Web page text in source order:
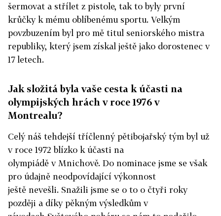
šermovat a střílet z pistole, tak to byly první
krůčky k mému oblíbenému sportu. Velkým
povzbuzením byl pro mě titul seniorského mistra
republiky, který jsem získal ještě jako dorostenec v
17 letech.
Jak složitá byla vaše cesta k účasti na
olympijských hrách v roce 1976 v
Montrealu?
Celý náš tehdejší tříčlenný pětibojařský tým byl už
v roce 1972 blízko k účasti na
olympiádě v Mnichově. Do nominace jsme se však
pro údajně neodpovídající výkonnost
ještě nevešli. Snažili jsme se o to o čtyři roky
později a díky pěkným výsledkům v